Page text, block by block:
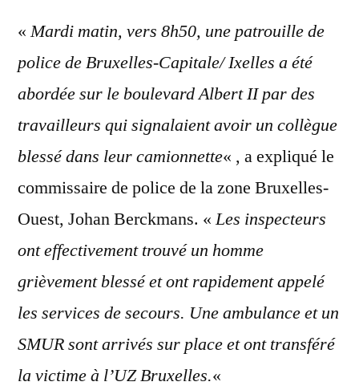
«Mardi matin, vers 8h50, une patrouille de
police de Bruxelles-Capitale/ Ixelles a été
abordée sur le boulevard Albert II par des
travailleurs qui signalaient avoir un collègue
blessé dans leur camionnette« , a expliqué le
commissaire de police de la zone Bruxelles-
Ouest, Johan Berckmans. «Les inspecteurs
ont effectivement trouvé un homme
grièvement blessé et ont rapidement appelé
les services de secours. Une ambulance et un
SMUR sont arrivés sur place et ont transféré
la victime à l’UZ Bruxelles.«